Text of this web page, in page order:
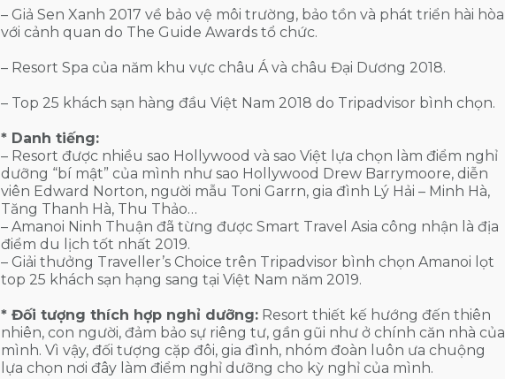
– Giả Sen Xanh 2017 về bảo vệ môi trường, bảo tồn và phát triển hài hòa
với cảnh quan do The Guide Awards tổ chức.
– Resort Spa của năm khu vực châu Á và châu Đại Dương 2018.
– Top 25 khách sạn hàng đầu Việt Nam 2018 do Tripadvisor bình chọn.
* Danh tiếng:
– Resort được nhiều sao Hollywood và sao Việt lựa chọn làm điểm nghỉ
dưỡng “bí mật” của mình như sao Hollywood Drew Barrymoore, diễn
viên Edward Norton, người mẫu Toni Garrn, gia đình Lý Hải – Minh Hà,
Tăng Thanh Hà, Thu Thảo…
– Amanoi Ninh Thuận đã từng được Smart Travel Asia công nhận là địa
điểm du lịch tốt nhất 2019.
– Giải thưởng Traveller’s Choice trên Tripadvisor bình chọn Amanoi lọt
top 25 khách sạn hạng sang tại Việt Nam năm 2019.
* Đối tượng thích hợp nghỉ dưỡng: Resort thiết kế hướng đến thiên
nhiên, con người, đảm bảo sự riêng tư, gần gũi như ở chính căn nhà của
mình. Vì vậy, đối tượng cặp đôi, gia đình, nhóm đoàn luôn ưa chuộng
lựa chọn nơi đây làm điểm nghỉ dưỡng cho kỳ nghỉ của mình.